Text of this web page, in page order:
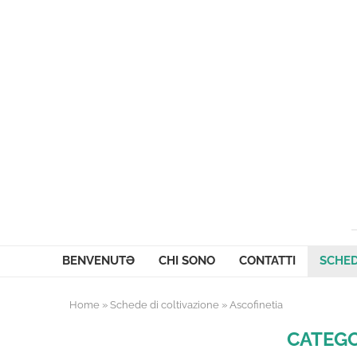
BENVENUTƏ CHI SONO CONTATTI
Home » Schede di coltivazione » Ascofinetia